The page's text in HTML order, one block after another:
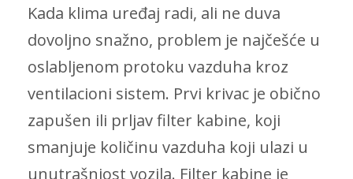
Kada klima uređaj radi, ali ne duva
dovoljno snažno, problem je najčešće u
oslabljenom protoku vazduha kroz
ventilacioni sistem. Prvi krivac je obično
zapušen ili prljav filter kabine, koji
smanjuje količinu vazduha koji ulazi u
unutrašnjost vozila. Filter kabine je